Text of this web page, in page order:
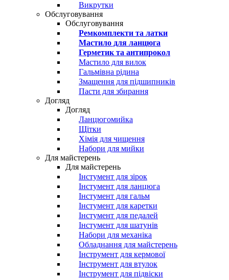
Викрутки
Обслуговування
Обслуговування
Ремкомплекти та латки
Мастило для ланцюга
Герметик та антипрокол
Мастило для вилок
Гальмівна рідина
Змащення для підшипників
Пасти для збирання
Догляд
Догляд
Ланцюгомийка
Щітки
Хімія для чищення
Набори для мийки
Для майстерень
Для майстерень
Інстумент для зірок
Інстумент для ланцюга
Інстумент для гальм
Інстумент для каретки
Інстумент для педалей
Інстумент для шатунів
Набори для механіка
Обладнання для майстерень
Інструмент для кермової
Інструмент для втулок
Інструмент для підвіски